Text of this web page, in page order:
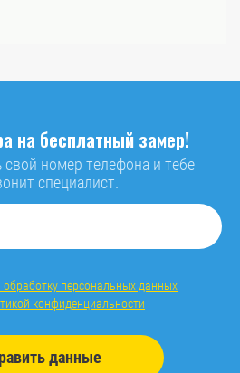
на бесплатный замер!
номер телефона и тебе
специалист.
обработку персональных данных
конфиденциальности
данные